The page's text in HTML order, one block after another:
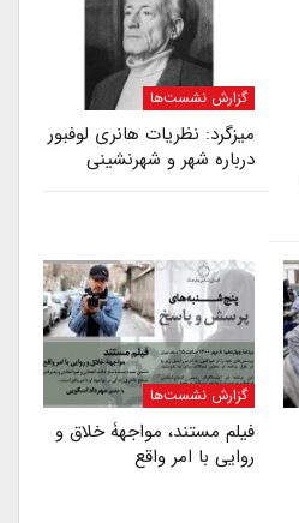
گزارش نشست‌ها
میزگرد: نظریات هانری لوفبور
درباره شهر و شهرنشینی
گزارش نشست‌ها
فیلم مستند، مواجهۀ خلاق و
روایی با امر واقع